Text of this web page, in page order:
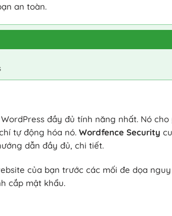
an toàn.
đầy đủ tính năng nhất. Nó cho
tự động hóa nó. Wordfence Security
dẫn đầy đủ, chi tiết.
của bạn trước các mối đe dọa
cắp mật khẩu.